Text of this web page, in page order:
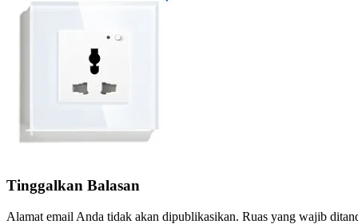
Tinggalkan Balasan
Alamat email Anda tidak akan dipublikasikan. Ruas yang wajib